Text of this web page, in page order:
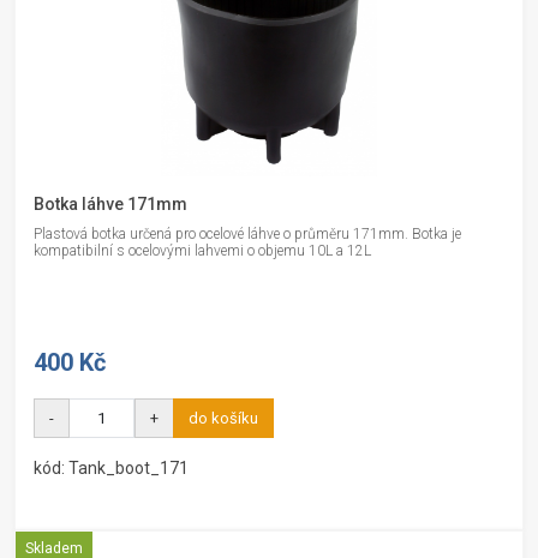
Botka láhve 171mm
Plastová botka určená pro ocelové láhve o průměru 171mm. Botka je
kompatibilní s ocelovými lahvemi o objemu 10L a 12L
400 Kč
- + do košíku
kód: Tank_boot_171
Skladem